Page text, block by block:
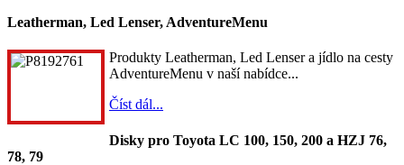
Leatherman, Led Lenser, AdventureMenu
Produkty Leatherman, Led Lenser a jídlo na cesty
AdventureMenu v naší nabídce...
Číst dál...
Disky pro Toyota LC 100, 150, 200 a HZJ 76,
78, 79